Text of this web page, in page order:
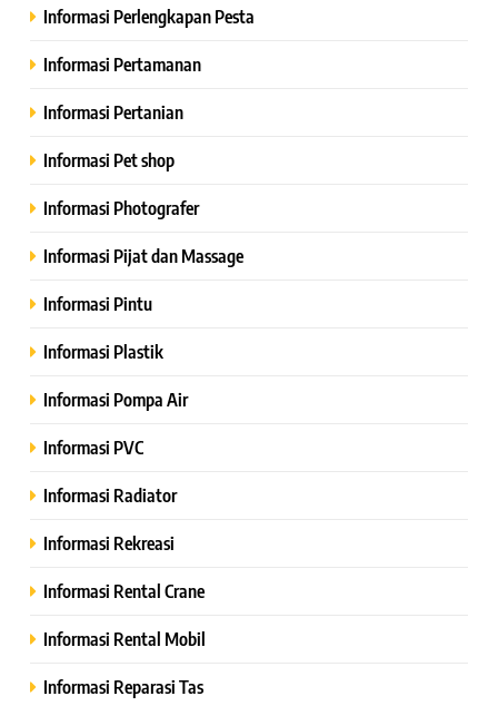
Informasi Perlengkapan Pesta
Informasi Pertamanan
Informasi Pertanian
Informasi Pet shop
Informasi Photografer
Informasi Pijat dan Massage
Informasi Pintu
Informasi Plastik
Informasi Pompa Air
Informasi PVC
Informasi Radiator
Informasi Rekreasi
Informasi Rental Crane
Informasi Rental Mobil
Informasi Reparasi Tas